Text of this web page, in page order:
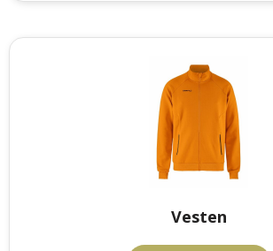
Vesten